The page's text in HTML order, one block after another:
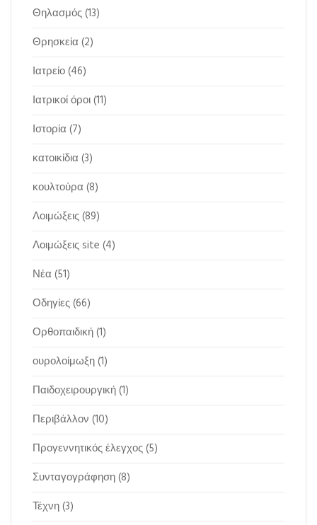
Θηλασμός(13)
Θρησκεία (2)
Ιατρείο(46)
Ιατρικοί όροι(11)
Ιστορία (7)
κατοικίδια (3)
κουλτούρα (8)
Λοιμώξεις(89)
Λοιμώξεις site (4)
Νέα (51)
Οδηγίες(66)
Ορθοπαιδική(1)
ουρολοίμωξη(1)
Παιδοχειρουργική(1)
Περιβάλλον (10)
Προγεννητικός έλεγχος(5)
Συνταγογράφηση(8)
Τέχνη(3)